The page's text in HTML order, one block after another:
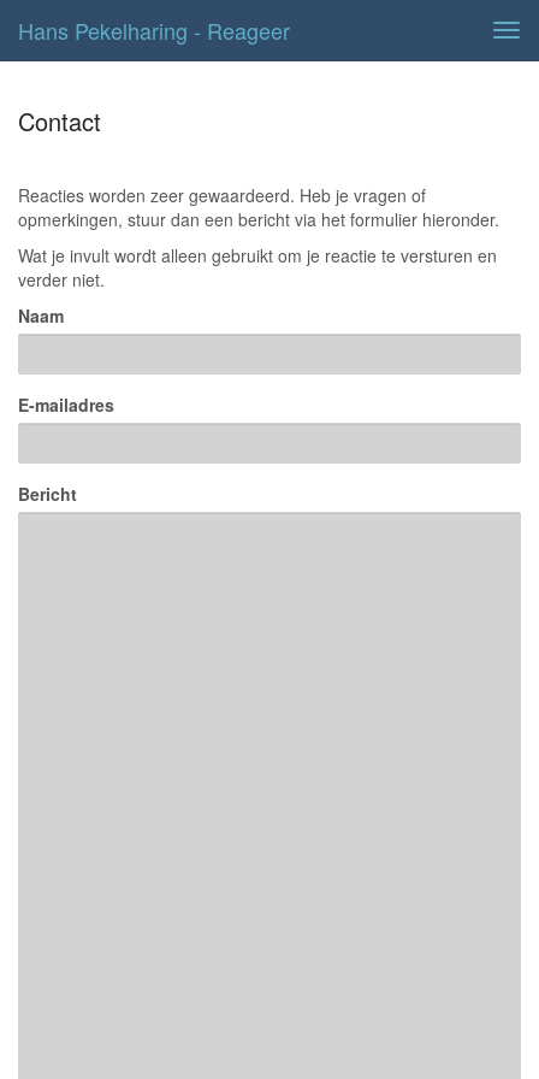
Hans Pekelharing - Reageer
Contact
Reacties worden zeer gewaardeerd. Heb je vragen of
opmerkingen, stuur dan een bericht via het formulier hieronder.
Wat je invult wordt alleen gebruikt om je reactie te versturen en
verder niet.
Naam
E-mailadres
Bericht